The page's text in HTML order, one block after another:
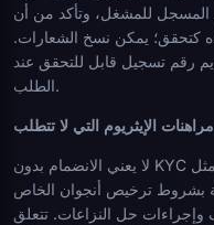
المسجل للمشغل، وتأكد من أن
كتحقق؛ يمكن نسخ الشعارات.
رقم تسجيل قابل للتحقق عند
الطلب.
لا يعني الانضمام بدون KYC عدم وجود تنظيم. تعمل منصة مثل Dexsport
بشروط ترخيص أنجوان الخاص
وإجراءات حل النزاعات. تتعلق